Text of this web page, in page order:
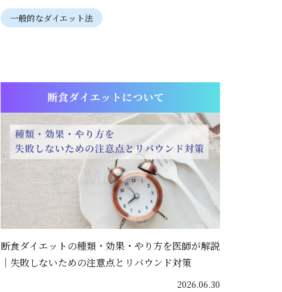
一般的なダイエット法
断食ダイエットの種類・効果・やり方を医師が解説
｜失敗しないための注意点とリバウンド対策
2026.06.30